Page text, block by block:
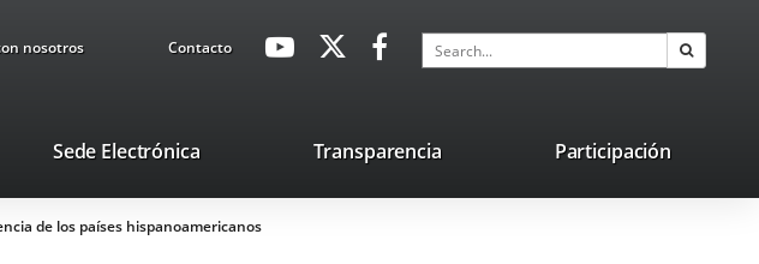
nosotros ContactoavaHeaderSocial
Link
Link
application.
application.
Search
Sede ElectrónicaLink
external
application.
Transparencia Participación
de los países hispanoamericanos